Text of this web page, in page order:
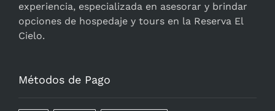
experiencia, especializada en asesorar y brindar
opciones de hospedaje y tours en la Reserva El
Cielo.
Métodos de Pago